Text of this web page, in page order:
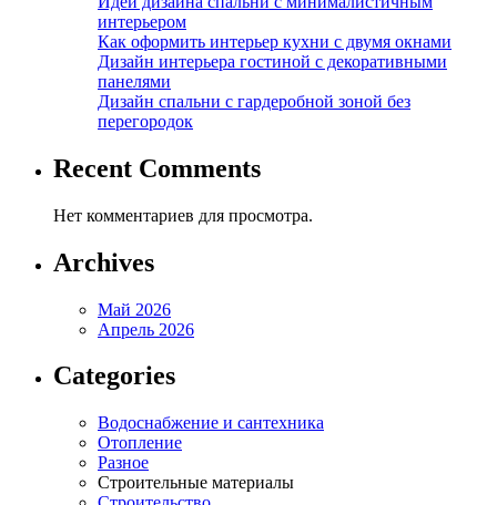
интерьером
Как оформить интерьер кухни с двумя окнами
Дизайн интерьера гостиной с декоративными
панелями
Дизайн спальни с гардеробной зоной без
перегородок
Recent Comments
Нет комментариев для просмотра.
Archives
Май 2026
Апрель 2026
Categories
Водоснабжение и сантехника
Отопление
Разное
Строительные материалы